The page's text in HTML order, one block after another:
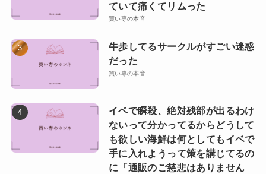
ていて痛くてリムった
買い専の本音
牛歩してるサークルがすごい迷惑
だった
買い専の本音
イベで瞬殺、絶対残部が出るわけ
ないって分かってるからどうして
も欲しい海鮮は何としてもイベで
手に入れようって策を講じてるの
に「通販のご慈悲はありません